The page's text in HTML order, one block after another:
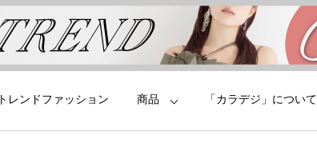
トレンドファッション 商品 「カラデジ」について